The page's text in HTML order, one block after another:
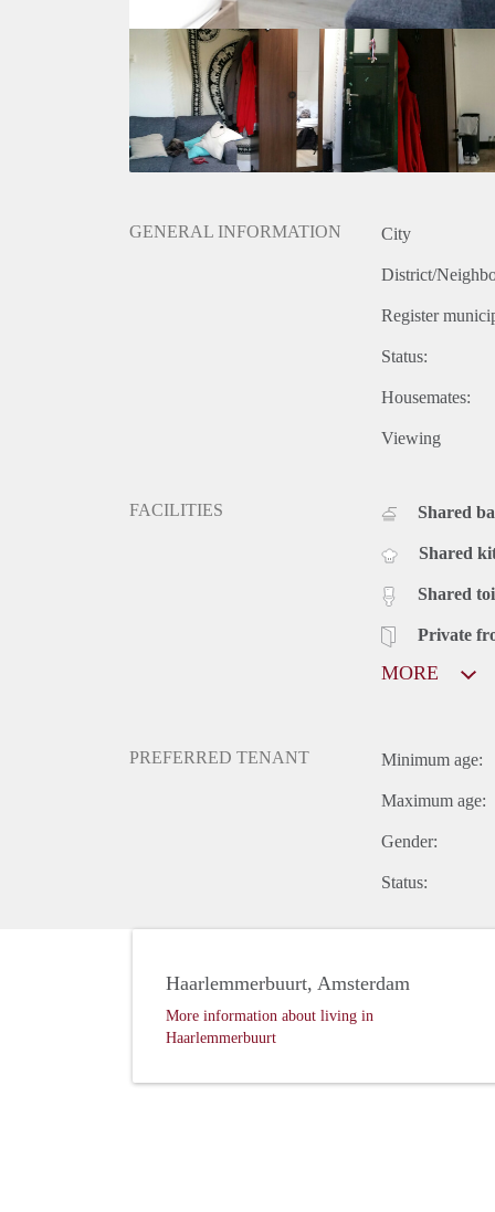
GENERAL INFORMATION City
District/
Register
Status:
Housemates:
Viewing
FACILITIES Shared
Shared
Shared
Private
MORE
PREFERRED TENANT Minimum age:
Maximum age:
Gender:
Status:
Haarlemmerbuurt, Amsterdam
More information about living in
Haarlemmerbuurt